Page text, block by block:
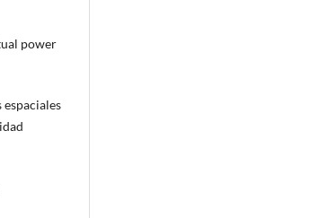
power